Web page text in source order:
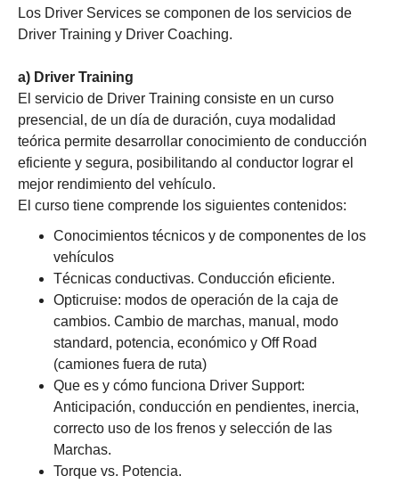
Los Driver Services se componen de los servicios de
Driver Training y Driver Coaching.
a) Driver Training
El servicio de Driver Training consiste en un curso
presencial, de un día de duración, cuya modalidad
teórica permite desarrollar conocimiento de conducción
eficiente y segura, posibilitando al conductor lograr el
mejor rendimiento del vehículo.
El curso tiene comprende los siguientes contenidos:
Conocimientos técnicos y de componentes de los
vehículos
Técnicas conductivas. Conducción eficiente.
Opticruise: modos de operación de la caja de
cambios. Cambio de marchas, manual, modo
standard, potencia, económico y Off Road
(camiones fuera de ruta)
Que es y cómo funciona Driver Support:
Anticipación, conducción en pendientes, inercia,
correcto uso de los frenos y selección de las
Marchas.
Torque vs. Potencia.